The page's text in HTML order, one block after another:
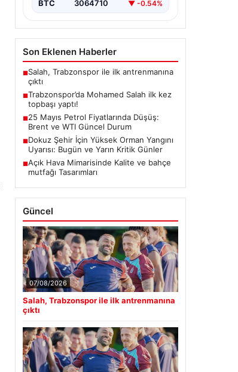
BTC 3064710 ▼ -0.54%
Son Eklenen Haberler
■Salah, Trabzonspor ile ilk antrenmanına
çıktı
■Trabzonspor’da Mohamed Salah ilk kez
topbaşı yaptı!
■25 Mayıs Petrol Fiyatlarında Düşüş:
Brent ve WTI Güncel Durum
■Dokuz Şehir İçin Yüksek Orman Yangını
Uyarısı: Bugün ve Yarın Kritik Günler
■Açık Hava Mimarisinde Kalite ve bahçe
mutfağı Tasarımları
Güncel
07/08/2026
Salah, Trabzonspor ile ilk antrenmanına
çıktı